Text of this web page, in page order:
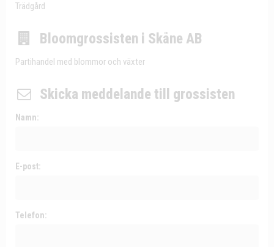
Trädgård
Bloomgrossisten i Skåne AB
Partihandel med blommor och växter
Skicka meddelande till grossisten
Namn:
E-post:
Telefon: